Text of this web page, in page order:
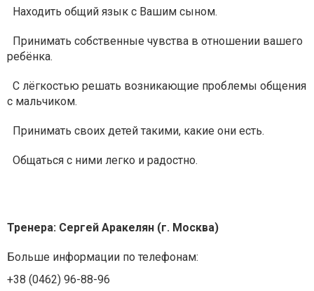
Находить общий язык с Вашим сыном.
Принимать собственные чувства в отношении вашего
ребёнка.
С лёгкостью решать возникающие проблемы общения
с мальчиком.
Принимать своих детей такими, какие они есть.
Общаться с ними легко и радостно.
Тренера: Сергей Аракелян (г. Москва)
Больше информации по телефонам:
+38 (0462) 96-88-96